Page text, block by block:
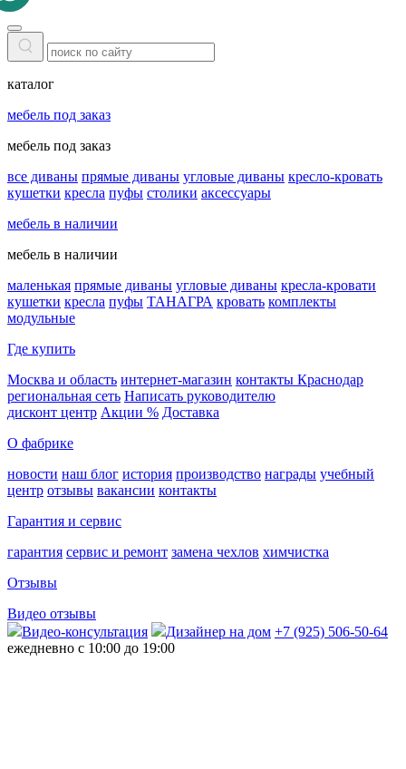
каталог
мебель под заказ
мебель под заказ
все диваны прямые диваны угловые диваны кресло-кровать
кушетки кресла пуфы столики аксессуары
мебель в наличии
мебель в наличии
маленькая прямые диваны угловые диваны кресла-кровати
кушетки кресла пуфы ТАНАГРА кровать комплекты
модульные
Где купить
Москва и область интернет-магазин контакты Краснодар
региональная сеть Написать руководителю
дисконт центр Акции % Доставка
О фабрике
новости наш блог история производство награды учебный
центр отзывы вакансии контакты
Гарантия и сервис
гарантия сервис и ремонт замена чехлов химчистка
Отзывы
Видео отзывы
Видео-консультация
Дизайнер на дом +7 (925) 506-50-64
ежедневно с 10:00 до 19:00